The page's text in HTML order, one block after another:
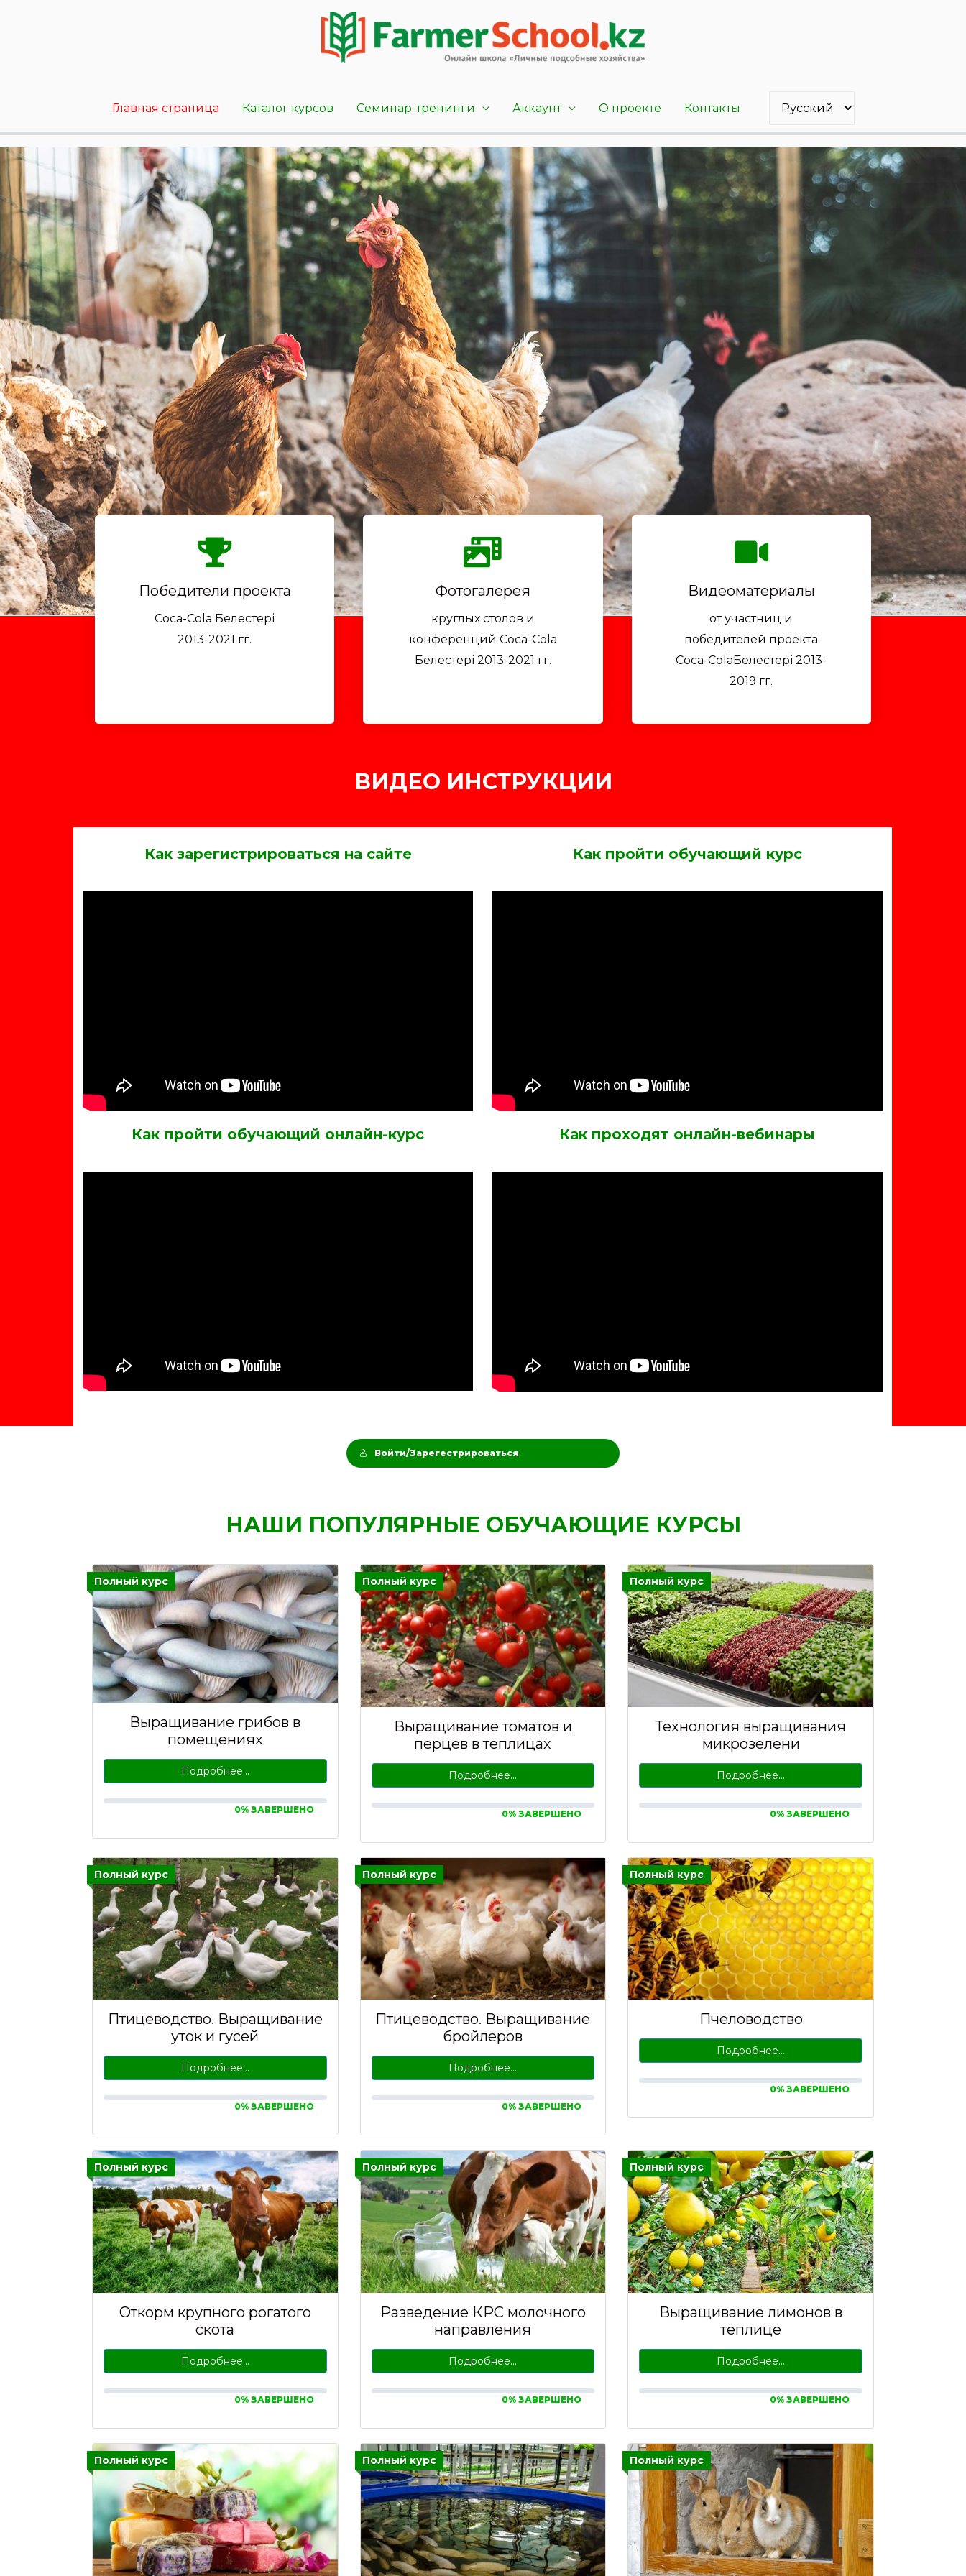
Главная страница Каталог курсов Семинар-тренинги Аккаунт О проекте Контакты
Победители проекта
Coca-Cola Белестері
2013-2021 гг.
Фотогалерея
круглых столов и
конференций Coca-Cola
Белестері 2013-2021 гг.
Видеоматериалы
от участниц и
победителей проекта
Coca-ColaБелестері 2013-
2019 гг.​​
ВИДЕО ИНСТРУКЦИИ
Как зарегистрироваться на сайте
Как пройти обучающий онлайн-курс
Как пройти обучающий курс
Как проходят онлайн-вебинары
Войти/Зарегестрироваться
НАШИ ПОПУЛЯРНЫЕ ОБУЧАЮЩИЕ КУРСЫ
Полный курс
Выращивание грибов в
помещениях
Подробнее…
0% ЗАВЕРШЕНО
Полный курс
Выращивание томатов и
перцев в теплицах
Подробнее…
0% ЗАВЕРШЕНО
Полный курс
Технология выращивания
микрозелени
Подробнее…
0% ЗАВЕРШЕНО
Полный курс
Птицеводство. Выращивание
уток и гусей
Подробнее…
0% ЗАВЕРШЕНО
Полный курс
Птицеводство. Выращивание
бройлеров
Подробнее…
0% ЗАВЕРШЕНО
Полный курс
Пчеловодство
Подробнее…
0% ЗАВЕРШЕНО
Полный курс
Откорм крупного рогатого
скота
Подробнее…
0% ЗАВЕРШЕНО
Полный курс
Разведение КРС молочного
направления
Подробнее…
0% ЗАВЕРШЕНО
Полный курс
Выращивание лимонов в
теплице
Подробнее…
0% ЗАВЕРШЕНО
Полный курс Полный курс Полный курс